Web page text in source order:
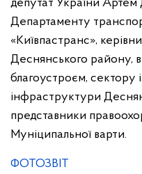
депутат України
Департаменту
«Київпастранс»,
Деснянського району,
благоустроєм, сектору
інфраструктури
представники
Муніципальної варти.
ФОТОЗВІТ